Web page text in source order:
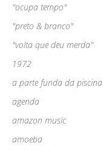
"ocupa tempo"
"preto & branco"
"volta que deu merda"
1972
a parte funda da piscina
agenda
amazon music
amoeba